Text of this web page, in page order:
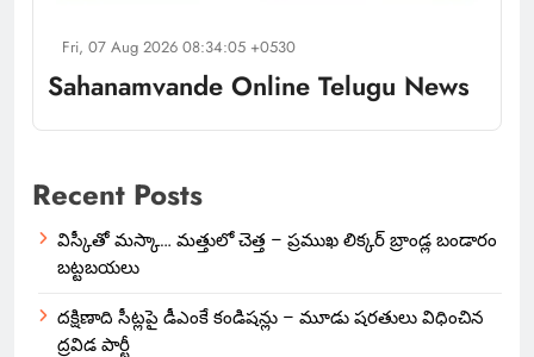
Fri, 07 Aug 2026 08:34:05 +0530
Sahanamvande Online Telugu News
Recent Posts
విస్కీతో మస్కా… మత్తులో చెత్త – ప్రముఖ లిక్కర్ బ్రాండ్ల బండారం
బట్టబయలు
దక్షిణాది సీట్లపై డీఎంకే కండిషన్లు – మూడు షరతులు విధించిన
ద్రవిడ పార్టీ